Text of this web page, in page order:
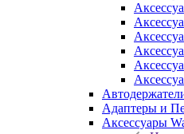
Адаптеры и
Аксессуары